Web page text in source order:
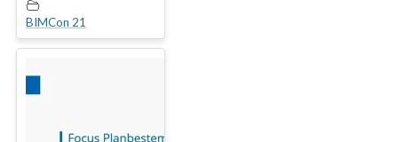
og triks
BIMCon 21